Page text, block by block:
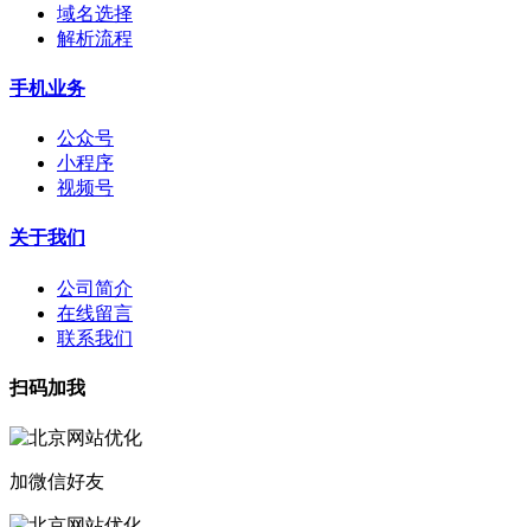
域名选择
解析流程
手机业务
公众号
小程序
视频号
关于我们
公司简介
在线留言
联系我们
扫码加我
加微信好友